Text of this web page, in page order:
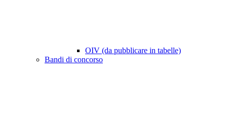
OIV (da pubblicare in tabelle)
Bandi di concorso